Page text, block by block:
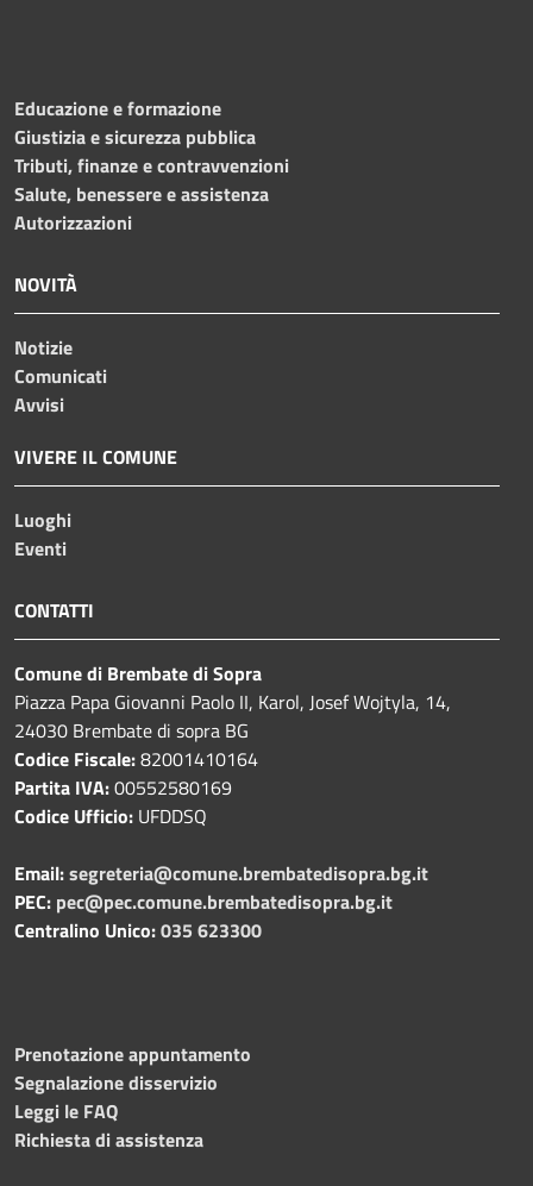
Educazione e formazione
Giustizia e sicurezza pubblica
Tributi, finanze e contravvenzioni
Salute, benessere e assistenza
Autorizzazioni
NOVITÀ
Notizie
Comunicati
Avvisi
VIVERE IL COMUNE
Luoghi
Eventi
CONTATTI
Comune di Brembate di Sopra
Piazza Papa Giovanni Paolo II, Karol, Josef Wojtyla, 14,
24030 Brembate di sopra BG
Codice Fiscale:82001410164
Partita IVA:00552580169
Codice Ufficio: UFDDSQ
Email:segreteria@comune.brembatedisopra.bg.it
PEC: pec@pec.comune.brembatedisopra.bg.it
Centralino Unico:035 623300
Prenotazione appuntamento
Segnalazione disservizio
Leggi le FAQ
Richiesta di assistenza